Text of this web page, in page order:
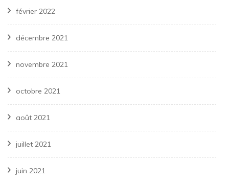
février 2022
décembre 2021
novembre 2021
octobre 2021
août 2021
juillet 2021
juin 2021